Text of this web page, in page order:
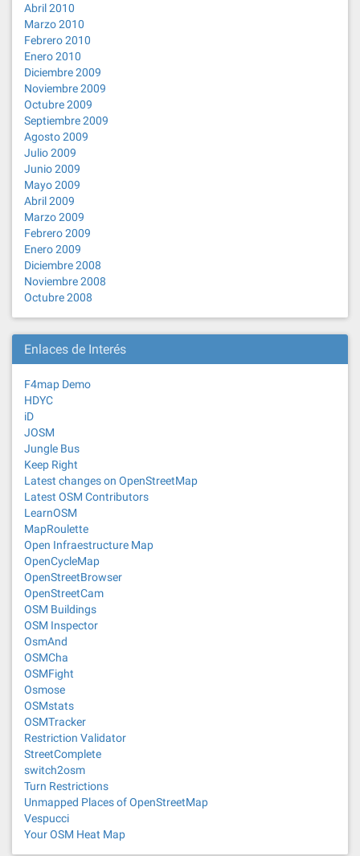
Abril 2010
Marzo 2010
Febrero 2010
Enero 2010
Diciembre 2009
Noviembre 2009
Octubre 2009
Septiembre 2009
Agosto 2009
Julio 2009
Junio 2009
Mayo 2009
Abril 2009
Marzo 2009
Febrero 2009
Enero 2009
Diciembre 2008
Noviembre 2008
Octubre 2008
Enlaces de Interés
F4map Demo
HDYC
iD
JOSM
Jungle Bus
Keep Right
Latest changes on OpenStreetMap
Latest OSM Contributors
LearnOSM
MapRoulette
Open Infraestructure Map
OpenCycleMap
OpenStreetBrowser
OpenStreetCam
OSM Buildings
OSM Inspector
OsmAnd
OSMCha
OSMFight
Osmose
OSMstats
OSMTracker
Restriction Validator
StreetComplete
switch2osm
Turn Restrictions
Unmapped Places of OpenStreetMap
Vespucci
Your OSM Heat Map